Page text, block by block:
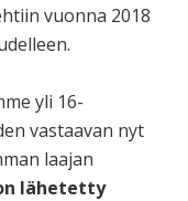
vuonna 2018
yli 16-
vastaavan nyt
laajan
lähetetty